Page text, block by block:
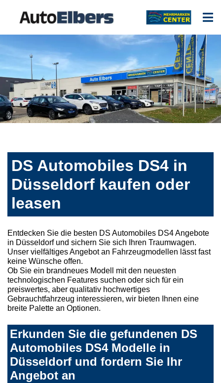
DS Automobiles DS4 in
Düsseldorf kaufen oder
leasen
Entdecken Sie die besten DS Automobiles DS4 Angebote
in Düsseldorf und sichern Sie sich Ihren Traumwagen.
Unser vielfältiges Angebot an Fahrzeugmodellen lässt fast
keine Wünsche offen.
Ob Sie ein brandneues Modell mit den neuesten
technologischen Features suchen oder sich für ein
preiswertes, aber qualitativ hochwertiges
Gebrauchtfahrzeug interessieren, wir bieten Ihnen eine
breite Palette an Optionen.
Erkunden Sie die gefundenen DS
Automobiles DS4 Modelle in
Düsseldorf und fordern Sie Ihr
Angebot an